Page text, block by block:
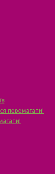
перемагати!